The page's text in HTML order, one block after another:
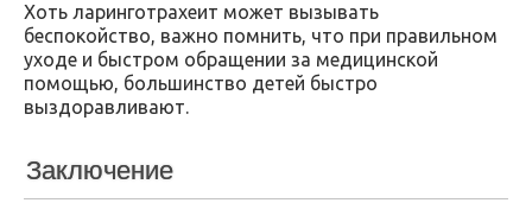
Хоть ларинготрахеит может вызывать
беспокойство, важно помнить, что при правильном
уходе и быстром обращении за медицинской
помощью, большинство детей быстро
выздоравливают.
Заключение